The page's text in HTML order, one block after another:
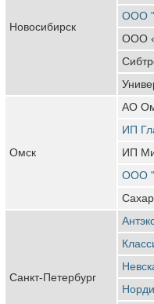
Новосибирск
ООО
ООО
Омск
АО
ИП
ИП
ООО
Санкт-Петербург